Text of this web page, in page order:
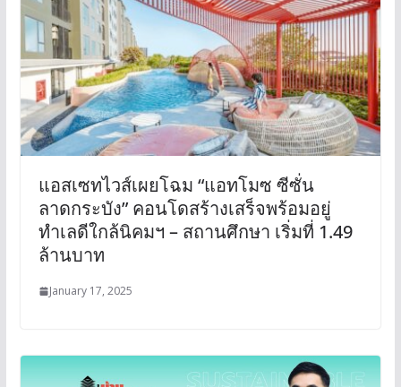
แอสเซทไวส์เผยโฉม “แอทโมซ ซีซั่น
ลาดกระบัง” คอนโดสร้างเสร็จพร้อมอยู่
ทำเลดีใกล้นิคมฯ – สถานศึกษา เริ่มที่ 1.49
ล้านบาท
January 17, 2025